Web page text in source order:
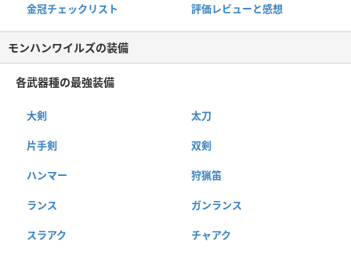
金冠チェックリスト 評価レビューと感想
モンハンワイルズの装備
各武器種の最強装備
大剣 太刀
片手剣 双剣
ハンマー 狩猟笛
ランス ガンランス
スラアク チャアク